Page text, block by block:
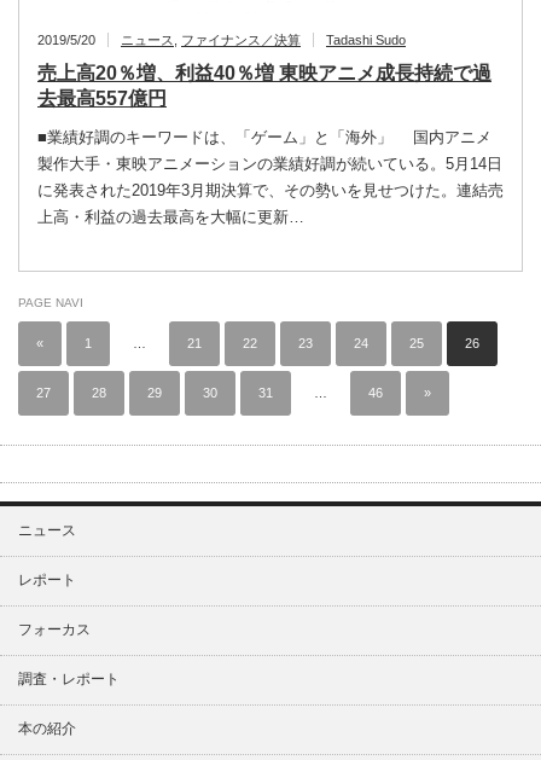
2019/5/20 ニュース ファイナンス／決算 Tadashi Sudo
売上高20％増、利益40％増 東映アニメ成長持続で過
去最高557億円
■業績好調のキーワードは、「ゲーム」と「海外」 国内アニメ
製作大手・東映アニメーションの業績好調が続いている。5月14日
に発表された2019年3月期決算で、その勢いを見せつけた。連結売
上高・利益の過去最高を大幅に更新…
PAGE NAVI
« 1 21 22 23 24 25 26
27 28 29 30 31 46 »
ニュース
レポート
フォーカス
調査・レポート
本の紹介